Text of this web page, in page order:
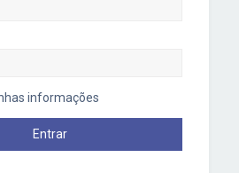
informações